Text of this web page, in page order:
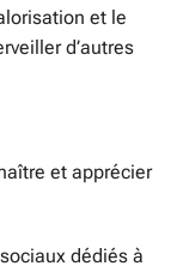
et le
d’autres
et apprécier
dédiés à